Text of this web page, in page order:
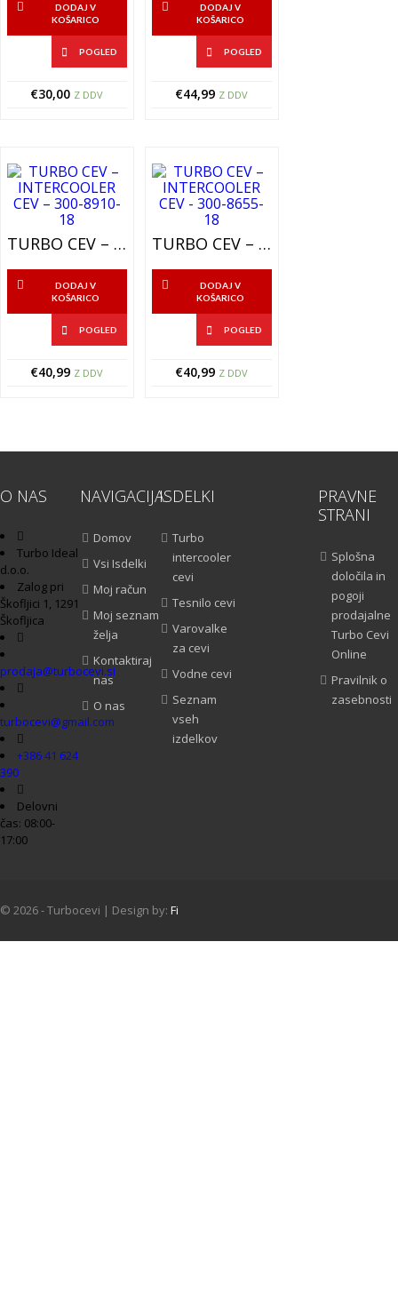
DODAJ V
KOŠARICO
POGLED
€30,00 Z DDV
DODAJ V
KOŠARICO
POGLED
€44,99 Z DDV
TURBO CEV – INTERCOOLER CEV – 300-8910-18
DODAJ V
KOŠARICO
POGLED
€40,99 Z DDV
TURBO CEV – INTERCOOLER CEV – 300-8655-18
DODAJ V
KOŠARICO
POGLED
€40,99 Z DDV
O NAS
Turbo Ideal
d.o.o.
Zalog pri
Škofljici 1, 1291
Škofljica
prodaja@turbocevi.si
turbocevi@gmail.com
+386 41 624
390
Delovni
čas: 08:00-
17:00
NAVIGACIJA
Domov
Vsi Isdelki
Moj račun
Moj seznam
želja
Kontaktiraj
nas
O nas
ISDELKI
Turbo
intercooler
cevi
Tesnilo cevi
Varovalke
za cevi
Vodne cevi
Seznam
vseh
izdelkov
PRAVNE
STRANI
Splošna
določila in
pogoji
prodajalne
Turbo Cevi
Online
Pravilnik o
zasebnosti
© 2026 - Turbocevi | Design by: Fi